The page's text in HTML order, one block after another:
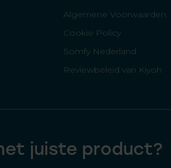
Algemene Voorwaarden
Cookie Policy
Somfy Nederland
Reviewbeleid van Kiyoh
juiste product?